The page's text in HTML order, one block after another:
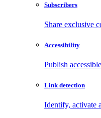
Subscribers
Share exclusive
Accessibility
Publish
Link detection
Identify, activate